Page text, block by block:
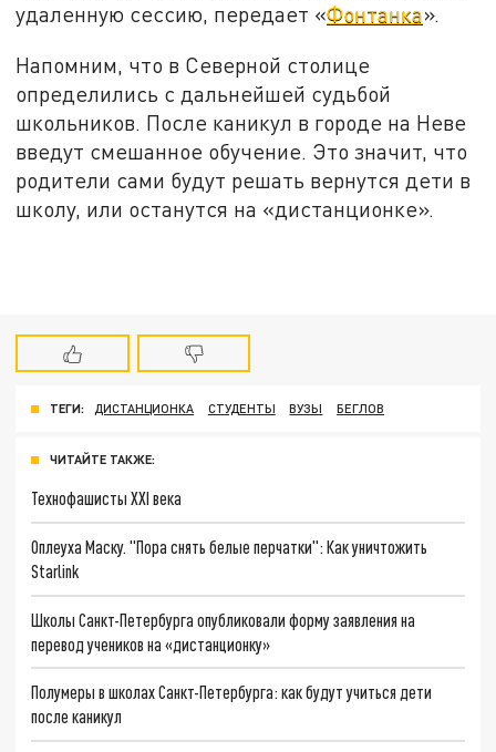
удаленную сессию, передает «Фонтанка».
Напомним, что в Северной столице
определились с дальнейшей судьбой
школьников. После каникул в городе на Неве
введут смешанное обучение. Это значит, что
родители сами будут решать вернутся дети в
школу, или останутся на «дистанционке».
ТЕГИ: ДИСТАНЦИОНКА СТУДЕНТЫ ВУЗЫ БЕГЛОВ
ЧИТАЙТЕ ТАКЖЕ:
Технофашисты XXI века
Оплеуха Маску. "Пора снять белые перчатки": Как уничтожить
Starlink
Школы Санкт-Петербурга опубликовали форму заявления на
перевод учеников на «дистанционку»
Полумеры в школах Санкт-Петербурга: как будут учиться дети
после каникул